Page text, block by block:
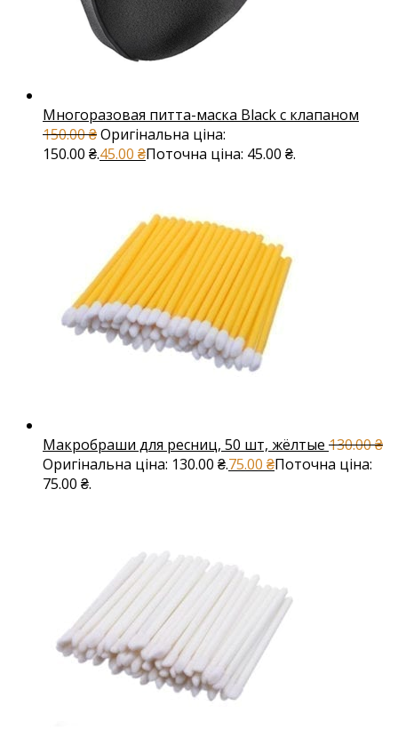
Многоразовая питта-маска Black с клапаном
150.00₴Оригінальна ціна:
150.00 ₴.45.00 ₴Поточна ціна: 45.00 ₴.
Макробраши для ресниц, 50 шт, жёлтые 130.00₴
Оригінальна ціна: 130.00 ₴.75.00 ₴Поточна ціна:
75.00 ₴.